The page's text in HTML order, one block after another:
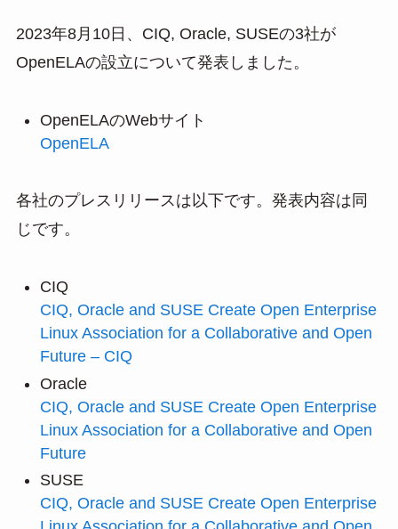
2023年8月10日、CIQ, Oracle, SUSEの3社が
OpenELAの設立について発表しました。
OpenELAのWebサイト
OpenELA
各社のプレスリリースは以下です。発表内容は同
じです。
CIQ
CIQ, Oracle and SUSE Create Open Enterprise
Linux Association for a Collaborative and Open
Future – CIQ
Oracle
CIQ, Oracle and SUSE Create Open Enterprise
Linux Association for a Collaborative and Open
Future
SUSE
CIQ, Oracle and SUSE Create Open Enterprise